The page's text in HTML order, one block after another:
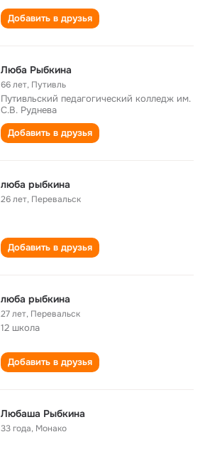
Добавить в друзья
Люба Рыбкина
66 лет, Путивль
Путивльский педагогический колледж им.
С.В. Руднева
Добавить в друзья
люба рыбкина
26 лет, Перевальск
Добавить в друзья
люба рыбкина
27 лет, Перевальск
12 школа
Добавить в друзья
Любаша Рыбкина
33 года, Монако